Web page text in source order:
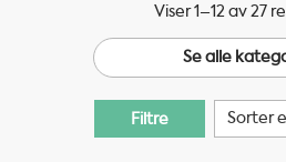
Viser 1–12 av 27
Se alle
Filtre